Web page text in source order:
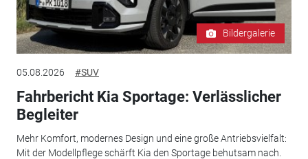
Bildergalerie
05.08.2026 #SUV
Fahrbericht Kia Sportage: Verlässlicher
Begleiter
Mehr Komfort, modernes Design und eine große Antriebsvielfalt:
Mit der Modellpflege schärft Kia den Sportage behutsam nach.